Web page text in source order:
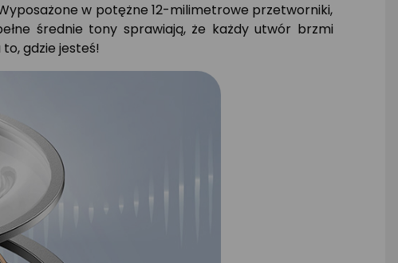
w potężne 12-milimetrowe przetworniki,
średnie tony sprawiają, że każdy utwór brzmi
gdzie jesteś!